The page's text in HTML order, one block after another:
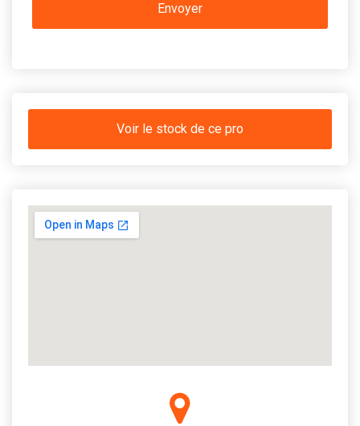
Voir le stock de ce pro